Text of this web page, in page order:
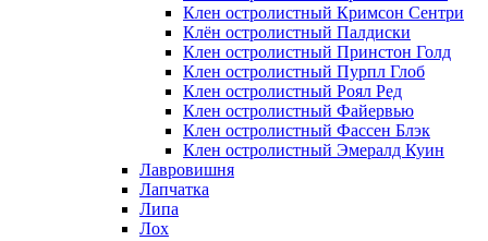
Клен остролистный Кримсон Сентри
Клён остролистный Палдиски
Клен остролистный Принстoн Голд
Клен остролистный Пурпл Глоб
Клен остролистный Роял Ред
Клен остролистный Файервью
Клен остролистный Фассен Блэк
Клен остролистный Эмералд Куин
Лавровишня
Лапчатка
Липа
Лох